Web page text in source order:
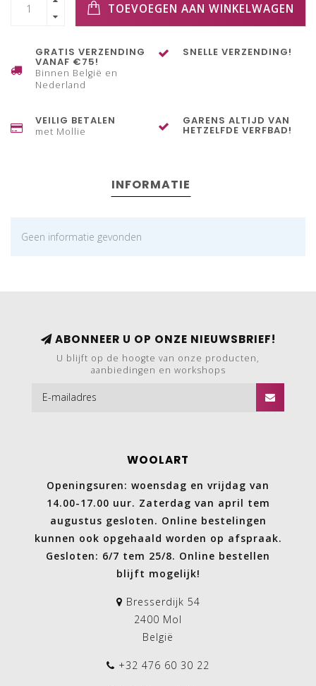
TOEVOEGEN AAN WINKELWAGEN
GRATIS VERZENDING
VANAF €75!
Binnen België en
Nederland
SNELLE VERZENDING!
VEILIG BETALEN
met Mollie
GARENS ALTIJD VAN
HETZELFDE VERFBAD!
INFORMATIE
Geen informatie gevonden
ABONNEER U OP ONZE NIEUWSBRIEF!
U blijft op de hoogte van onze producten,
aanbiedingen en workshops
WOOLART
Openingsuren: woensdag en vrijdag van
14.00-17.00 uur. Zaterdag van april tem
augustus gesloten. Online bestelingen
kunnen ook opgehaald worden op afspraak.
Gesloten: 6/7 tem 25/8. Online bestellen
blijft mogelijk!
Bresserdijk 54
2400 Mol
België
+32 476 60 30 22